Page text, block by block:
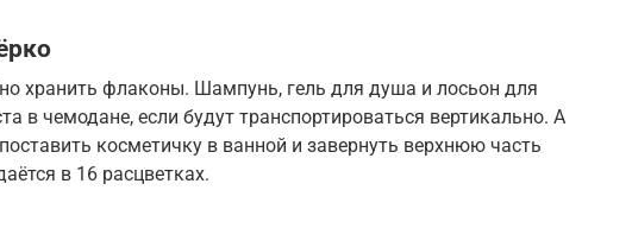
хранить флаконы. Шампунь, гель для душа и лосьон для
в чемодане, если будут транспортироваться вертикально. А
косметичку в ванной и завернуть верхнюю часть
в 16 расцветках.